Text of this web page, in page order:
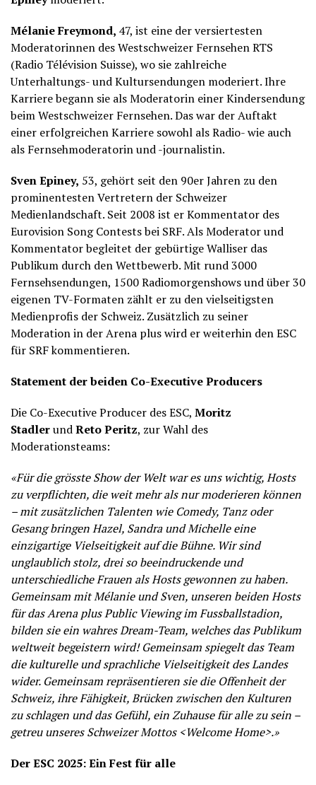
Mélanie Freymond, 47, ist eine der versiertesten
Moderatorinnen des Westschweizer Fernsehen RTS
(Radio Télévision Suisse), wo sie zahlreiche
Unterhaltungs- und Kultursendungen moderiert. Ihre
Karriere begann sie als Moderatorin einer Kindersendung
beim Westschweizer Fernsehen. Das war der Auftakt
einer erfolgreichen Karriere sowohl als Radio- wie auch
als Fernsehmoderatorin und -journalistin.
Sven Epiney, 53, gehört seit den 90er Jahren zu den
prominentesten Vertretern der Schweizer
Medienlandschaft. Seit 2008 ist er Kommentator des
Eurovision Song Contests bei SRF. Als Moderator und
Kommentator begleitet der gebürtige Walliser das
Publikum durch den Wettbewerb. Mit rund 3000
Fernsehsendungen, 1500 Radiomorgenshows und über 30
eigenen TV-Formaten zählt er zu den vielseitigsten
Medienprofis der Schweiz. Zusätzlich zu seiner
Moderation in der Arena plus wird er weiterhin den ESC
für SRF kommentieren.
Statement der beiden Co-Executive Producers
Die Co-Executive Producer des ESC, Moritz
StadlerundReto Peritz, zur Wahl des
Moderationsteams:
«Für die grösste Show der Welt war es uns wichtig, Hosts
zu verpflichten, die weit mehr als nur moderieren können
– mit zusätzlichen Talenten wie Comedy, Tanz oder
Gesang bringen Hazel, Sandra und Michelle eine
einzigartige Vielseitigkeit auf die Bühne. Wir sind
unglaublich stolz, drei so beeindruckende und
unterschiedliche Frauen als Hosts gewonnen zu haben.
Gemeinsam mit Mélanie und Sven, unseren beiden Hosts
für das Arena plus Public Viewing im Fussballstadion,
bilden sie ein wahres Dream-Team, welches das Publikum
weltweit begeistern wird! Gemeinsam spiegelt das Team
die kulturelle und sprachliche Vielseitigkeit des Landes
wider. Gemeinsam repräsentieren sie die Offenheit der
Schweiz, ihre Fähigkeit, Brücken zwischen den Kulturen
zu schlagen und das Gefühl, ein Zuhause für alle zu sein –
getreu unseres Schweizer Mottos <Welcome Home>.»
Der ESC 2025: Ein Fest für alle